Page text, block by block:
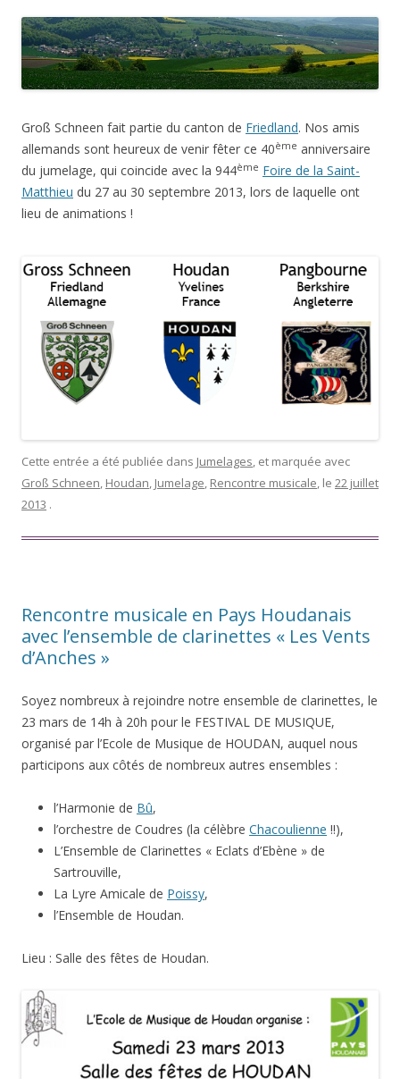
Groß Schneen fait partie du canton de Friedland. Nos amis
allemands sont heureux de venir fêter ce 40ème anniversaire
du jumelage, qui coincide avec la 944ème Foire de la Saint-
Matthieu du 27 au 30 septembre 2013, lors de laquelle ont
lieu de animations !
Cette entrée a été publiée dans Jumelages, et marquée avec
Groß Schneen, Houdan, Jumelage, Rencontre musicale, le 22 juillet
2013 .
Rencontre musicale en Pays Houdanais
avec l’ensemble de clarinettes « Les Vents
d’Anches »
Soyez nombreux à rejoindre notre ensemble de clarinettes, le
23 mars de 14h à 20h pour le FESTIVAL DE MUSIQUE,
organisé par l’Ecole de Musique de HOUDAN, auquel nous
participons aux côtés de nombreux autres ensembles :
l’Harmonie de Bû,
l’orchestre de Coudres (la célèbre Chacoulienne !!),
L’Ensemble de Clarinettes « Eclats d’Ebène » de
Sartrouville,
La Lyre Amicale de Poissy,
l’Ensemble de Houdan.
Lieu : Salle des fêtes de Houdan.